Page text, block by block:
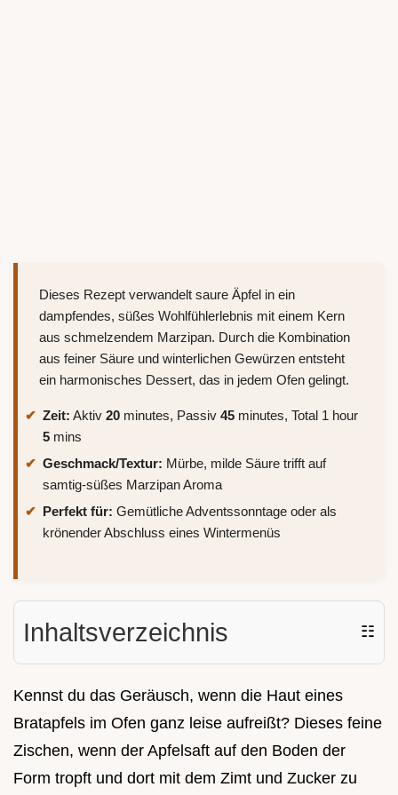
Dieses Rezept verwandelt saure Äpfel in ein
dampfendes, süßes Wohlfühlerlebnis mit einem Kern
aus schmelzendem Marzipan. Durch die Kombination
aus feiner Säure und winterlichen Gewürzen entsteht
ein harmonisches Dessert, das in jedem Ofen gelingt.
Zeit: Aktiv 20 minutes, Passiv 45 minutes, Total 1 hour
5 mins
Geschmack/Textur: Mürbe, milde Säure trifft auf
samtig-süßes Marzipan Aroma
Perfekt für: Gemütliche Adventssonntage oder als
krönender Abschluss eines Wintermenüs
Inhaltsverzeichnis ☷
Kennst du das Geräusch, wenn die Haut eines
Bratapfels im Ofen ganz leise aufreißt? Dieses feine
Zischen, wenn der Apfelsaft auf den Boden der
Form tropft und dort mit dem Zimt und Zucker zu